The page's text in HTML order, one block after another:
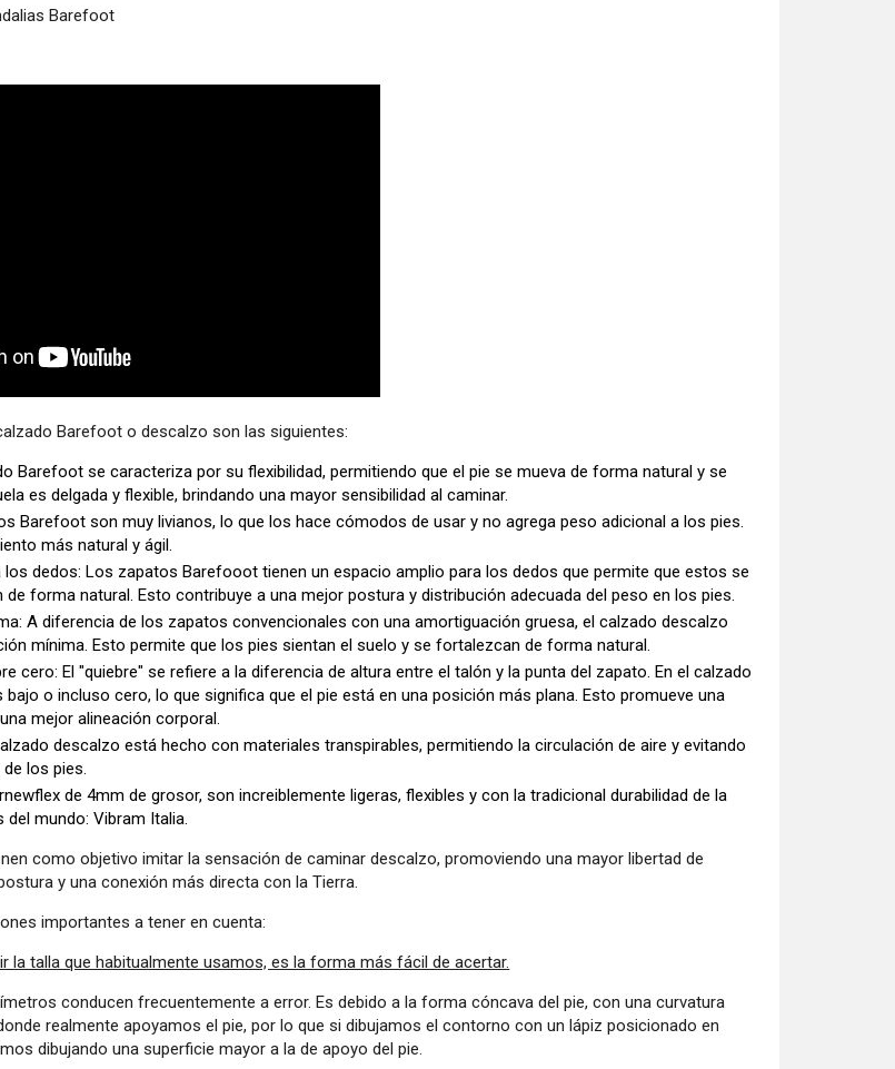
Barefoot
Barefoot o descalzo son las siguientes:
Barefoot se caracteriza por su flexibilidad, permitiendo que el pie se mueva de forma natural y se
es delgada y flexible, brindando una mayor sensibilidad al caminar.
Barefoot son muy livianos, lo que los hace cómodos de usar y no agrega peso adicional a los pies.
más natural y ágil.
los dedos: Los zapatos Barefooot tienen un espacio amplio para los dedos que permite que estos se
de forma natural. Esto contribuye a una mejor postura y distribución adecuada del peso en los pies.
A diferencia de los zapatos convencionales con una amortiguación gruesa, el calzado descalzo
mínima. Esto permite que los pies sientan el suelo y se fortalezcan de forma natural.
cero: El "quiebre" se refiere a la diferencia de altura entre el talón y la punta del zapato. En el calzado
bajo o incluso cero, lo que significa que el pie está en una posición más plana. Esto promueve una
mejor alineación corporal.
descalzo está hecho con materiales transpirables, permitiendo la circulación de aire y evitando
los pies.
de 4mm de grosor, son increiblemente ligeras, flexibles y con la tradicional durabilidad de la
mundo: Vibram Italia.
como objetivo imitar la sensación de caminar descalzo, promoviendo una mayor libertad de
y una conexión más directa con la Tierra.
importantes a tener en cuenta:
la talla que habitualmente usamos, es la forma más fácil de acertar.
conducen frecuentemente a error. Es debido a la forma cóncava del pie, con una curvatura
realmente apoyamos el pie, por lo que si dibujamos el contorno con un lápiz posicionado en
dibujando una superficie mayor a la de apoyo del pie.